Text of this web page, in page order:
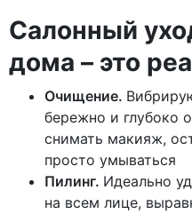
Салонный
дома – это
Очищение.
бережно и глубоко
снимать макияж,
просто умываться
Пилинг. Идеально
на всем лице,